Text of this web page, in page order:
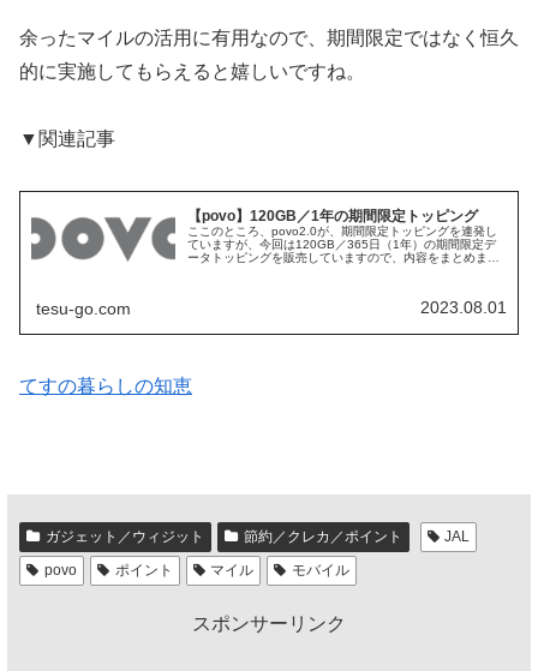
余ったマイルの活用に有用なので、期間限定ではなく恒久
的に実施してもらえると嬉しいですね。
▼関連記事
【povo】120GB／1年の期間限定トッピング
ここのところ、povo2.0が、期間限定トッピングを連発し
ていますが、今回は120GB／365日（1年）の期間限定デ
ータトッピングを販売していますので、内容をまとめま
tesu-go.com 2023.08.01
てすの暮らしの知恵
ガジェット／ウィジット 節約／クレカ／ポイント
JAL
povo
ポイント マイル モバイル
スポンサーリンク